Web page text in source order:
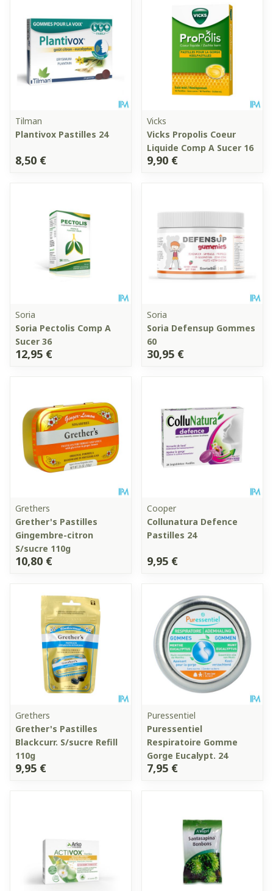
Tilman
Plantivox Pastilles 24
8,50 €
Vicks
Vicks Propolis Coeur
Liquide Comp A Sucer 16
9,90 €
Soria
Soria Pectolis Comp A
Sucer 36
12,95 €
Soria
Soria Defensup Gommes
60
30,95 €
Grethers
Grether's Pastilles
Gingembre-citron
S/sucre 110g
10,80 €
Cooper
Collunatura Defence
Pastilles 24
9,95 €
Grethers
Grether's Pastilles
Blackcurr. S/sucre Refill
110g
9,95 €
Puressentiel
Puressentiel
Respiratoire Gomme
Gorge Eucalypt. 24
7,95 €